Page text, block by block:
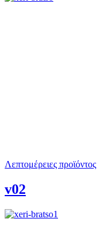
Λεπτομέρειες προϊόντος
v02